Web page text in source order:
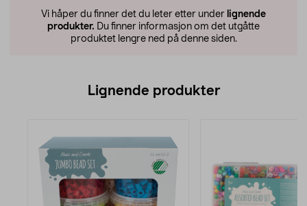
Vi håper du finner det du leter etter under lignende
produkter. Du finner informasjon om det utgåtte
produktet lengre ned på denne siden.
Lignende produkter